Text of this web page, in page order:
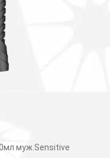
муж.Sensitive